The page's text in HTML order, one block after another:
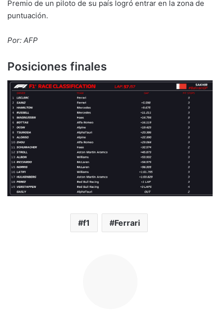
Premio de un piloto de su país logró entrar en la zona de
puntuación.
Por: AFP
Posiciones finales
f1 Ferrari